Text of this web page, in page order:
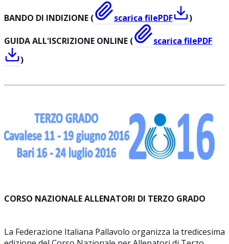
BANDO DI INDIZIONE ( scarica filePDF )
GUIDA ALL'ISCRIZIONE ONLINE ( scarica filePDF
)
CORSO NAZIONALE ALLENATORI DI TERZO GRADO
La Federazione Italiana Pallavolo organizza la tredicesima